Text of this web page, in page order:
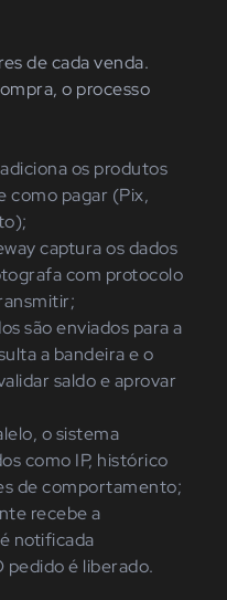
de cada venda.
o processo
os produtos
como pagar (Pix,
captura os dados
com protocolo
são enviados para a
a bandeira e o
saldo e aprovar
o sistema
como IP, histórico
de comportamento;
recebe a
notificada
é liberado.